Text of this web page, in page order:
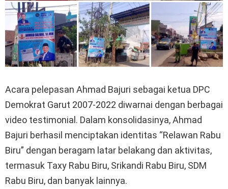
Acara pelepasan Ahmad Bajuri sebagai ketua DPC
Demokrat Garut 2007-2022 diwarnai dengan berbagai
video testimonial. Dalam konsolidasinya, Ahmad
Bajuri berhasil menciptakan identitas “Relawan Rabu
Biru” dengan beragam latar belakang dan aktivitas,
termasuk Taxy Rabu Biru, Srikandi Rabu Biru, SDM
Rabu Biru, dan banyak lainnya.